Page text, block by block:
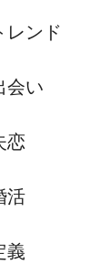
レンド
会い
恋
活
義